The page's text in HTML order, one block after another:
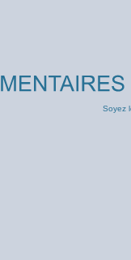
Soyez